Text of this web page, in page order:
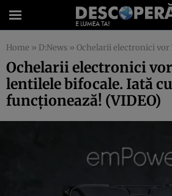
Home » D:News » Ochelarii electronici vor înlocui lentilele
Ochelarii electronici
lentilele bifocale. Iată
funcţionează! (VIDEO)